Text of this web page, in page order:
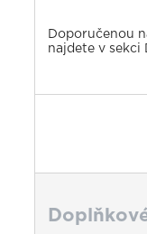
Doporučenou
najdete v sekci